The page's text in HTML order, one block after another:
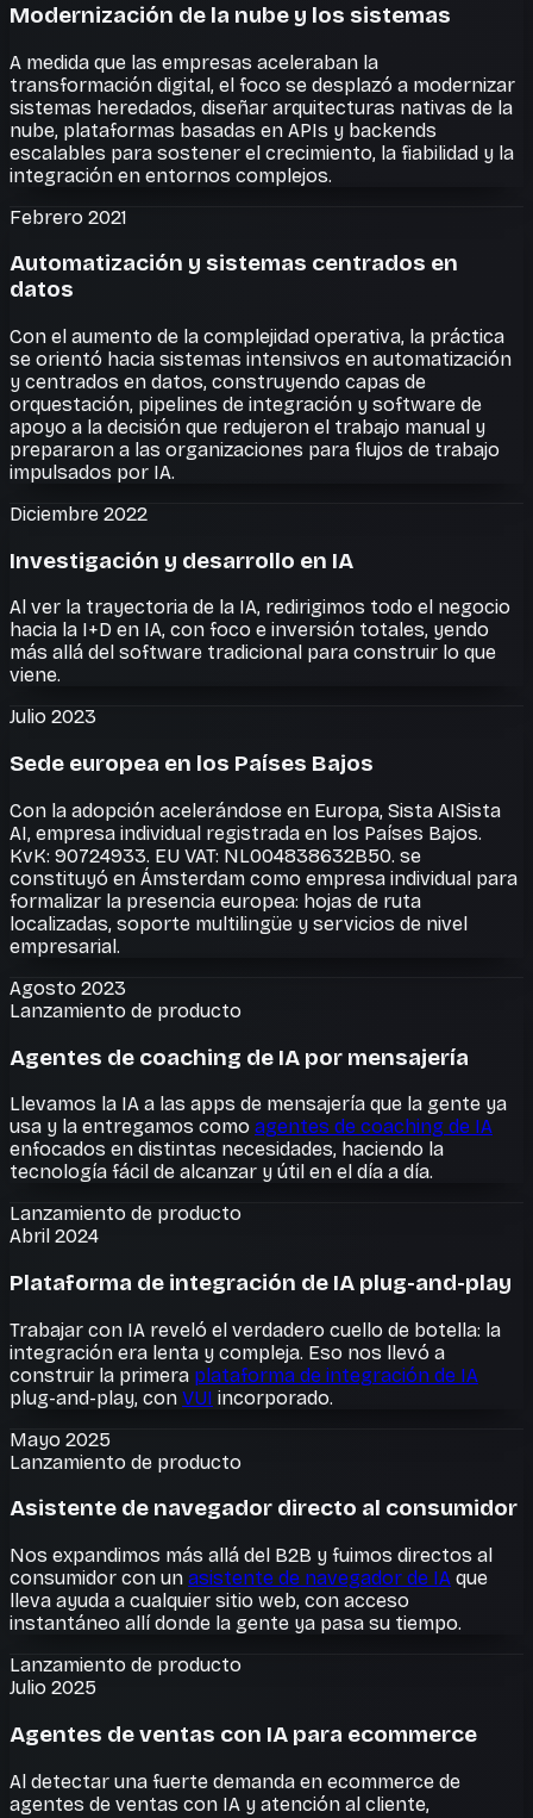
Modernización de la nube y los sistemas
A medida que las empresas aceleraban la
transformación digital, el foco se desplazó a modernizar
sistemas heredados, diseñar arquitecturas nativas de la
nube, plataformas basadas en APIs y backends
escalables para sostener el crecimiento, la fiabilidad y la
integración en entornos complejos.
Febrero 2021
Automatización y sistemas centrados en
datos
Con el aumento de la complejidad operativa, la práctica
se orientó hacia sistemas intensivos en automatización
y centrados en datos, construyendo capas de
orquestación, pipelines de integración y software de
apoyo a la decisión que redujeron el trabajo manual y
prepararon a las organizaciones para flujos de trabajo
impulsados por IA.
Diciembre 2022
Investigación y desarrollo en IA
Al ver la trayectoria de la IA, redirigimos todo el negocio
hacia la I+D en IA, con foco e inversión totales, yendo
más allá del software tradicional para construir lo que
viene.
Julio 2023
Sede europea en los Países Bajos
Con la adopción acelerándose en Europa, Sista AISista
AI, empresa individual registrada en los Países Bajos.
KvK: 90724933. EU VAT: NL004838632B50. se
constituyó en Ámsterdam como empresa individual para
formalizar la presencia europea: hojas de ruta
localizadas, soporte multilingüe y servicios de nivel
empresarial.
Agosto 2023
Lanzamiento de producto
Agentes de coaching de IA por mensajería
Llevamos la IA a las apps de mensajería que la gente ya
usa y la entregamos como agentes de coaching de IA
enfocados en distintas necesidades, haciendo la
tecnología fácil de alcanzar y útil en el día a día.
Lanzamiento de producto
Abril 2024
Plataforma de integración de IA plug-and-play
Trabajar con IA reveló el verdadero cuello de botella: la
integración era lenta y compleja. Eso nos llevó a
construir la primera plataforma de integración de IA
plug-and-play, con VUI incorporado.
Mayo 2025
Lanzamiento de producto
Asistente de navegador directo al consumidor
Nos expandimos más allá del B2B y fuimos directos al
consumidor con un asistente de navegador de IA que
lleva ayuda a cualquier sitio web, con acceso
instantáneo allí donde la gente ya pasa su tiempo.
Lanzamiento de producto
Julio 2025
Agentes de ventas con IA para ecommerce
Al detectar una fuerte demanda en ecommerce de
agentes de ventas con IA y atención al cliente,